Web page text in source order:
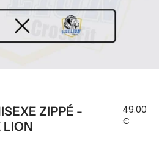
ZIPPÉ -
LION
49.00
€